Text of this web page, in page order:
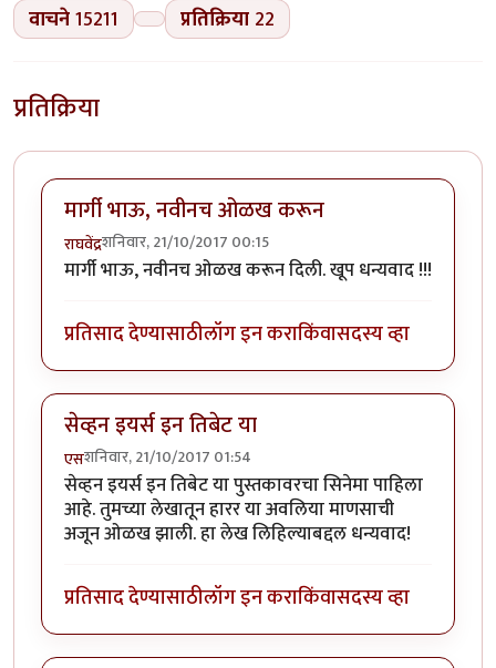
वाचने15211 प्रतिक्रिया 22
प्रतिक्रिया
मार्गी भाऊ, नवीनच ओळख करून
राघवेंद्रशनिवार, 21/10/2017 00:15
मार्गी भाऊ, नवीनच ओळख करून दिली. खूप धन्यवाद !!!
प्रतिसाद देण्यासाठीलॉग इन कराकिंवासदस्य व्हा
सेव्हन इयर्स इन तिबेट या
एसशनिवार, 21/10/2017 01:54
सेव्हन इयर्स इन तिबेट या पुस्तकावरचा सिनेमा पाहिला
आहे. तुमच्या लेखातून हारर या अवलिया माणसाची
अजून ओळख झाली. हा लेख लिहिल्याबद्दल धन्यवाद!
प्रतिसाद देण्यासाठीलॉग इन कराकिंवासदस्य व्हा